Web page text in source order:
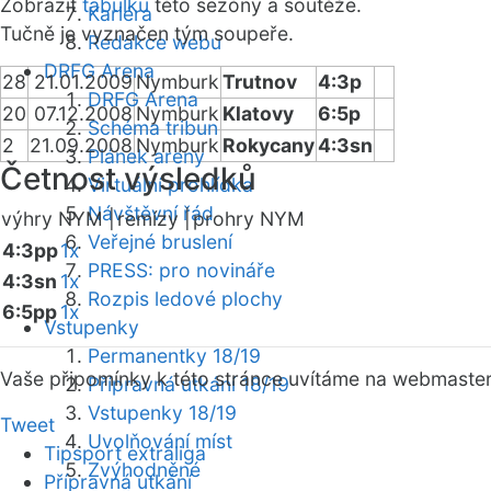
Kariéra
Redakce webu
DRFG Arena
DRFG Arena
Schéma tribun
Plánek areny
Virtuální prohlídka
Návštěvní řád
Veřejné bruslení
PRESS: pro novináře
Rozpis ledové plochy
Vstupenky
Permanentky 18/19
Přípravná utkání 18/19
Vstupenky 18/19
Uvolňování míst
Zvýhodněné
Zobrazit tabulku této sezóny a soutěže.
Tučně je vyznačen tým soupeře.
28 21.01.2009 NymburkTrutnov
4:3p
20 07.12.2008Nymburk Klatovy
6:5p
2
21.09.2008 Nymburk Rokycany4:3sn
Četnost výsledků
výhry NYM |remízy |prohry NYM
4:3pp1x
4:3sn 1x
6:5pp1x
Vaše připomínky k této stránce uvítáme na webmaster
Tweet
Tipsport extraliga
Přípravná utkání